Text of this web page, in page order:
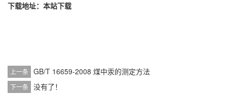
下载地址： 本站下载
上一条 GB/T 16659-2008 煤中汞的测定方法
下一条 没有了！